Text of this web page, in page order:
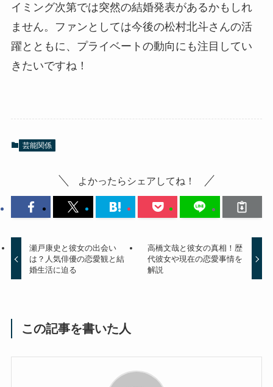
イミング次第では突然の結婚発表があるかもしれ
ません。ファンとしては今後の松村北斗さんの活
躍とともに、プライベートの動向にも注目してい
きたいですね！
芸能関係
よかったらシェアしてね！
瀬戸康史と彼女の出会い
は？人気俳優の恋愛観と結
婚生活に迫る
高橋文哉と彼女の真相！歴
代彼女や現在の恋愛事情を
解説
この記事を書いた人